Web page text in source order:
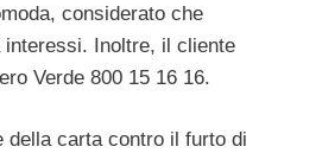
considerato che
interessi. Inoltre, il cliente
Verde 800 15 16 16.
della carta contro il furto di